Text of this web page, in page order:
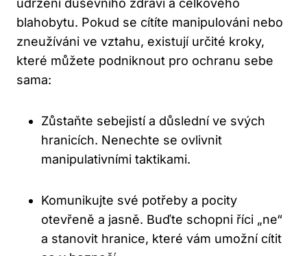
udržení duševního zdraví a celkového
blahobytu. Pokud se cítíte manipulováni nebo
zneužíváni ve vztahu, existují určité kroky,
které můžete podniknout pro ochranu sebe
sama:
Zůstaňte sebejistí a důslední ve svých
hranicích. Nenechte se ovlivnit
manipulativními taktikami.
Komunikujte své potřeby a pocity
otevřeně a jasně. Buďte schopni říci „ne“
a stanovit hranice, které vám umožní cítit